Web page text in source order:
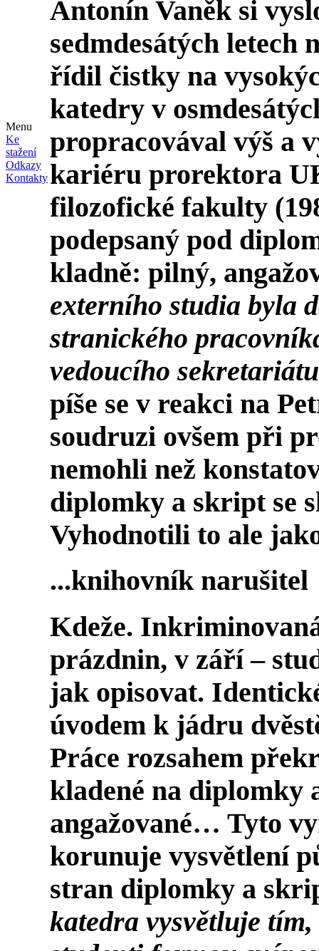
Menu
Ke
stažení
Odkazy
Kontakty
Antonín Vaněk si
sedmdesátých
řídil čistky na
katedry v
propracovával výš a
kariéru prorektora
filozofické fakulty
podepsaný pod
kladně: pilný,
externího studia byla
stranického
vedoucího
píše se v reakci na
soudruzi ovšem při
nemohli než
diplomky a skript se
Vyhodnotili to ale
...knihovník narušitel
Kdeže.
prázdnin, v září –
jak opisovat.
úvodem k jádru
Práce rozsahem
kladené na diplomky
angažované… Tyto
korunuje vysvětlení
stran diplomky a
katedra vysvětluje